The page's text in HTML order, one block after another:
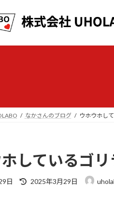
なかさんのブログ ウホウホし
しているゴ
日
最
2025年3月29日